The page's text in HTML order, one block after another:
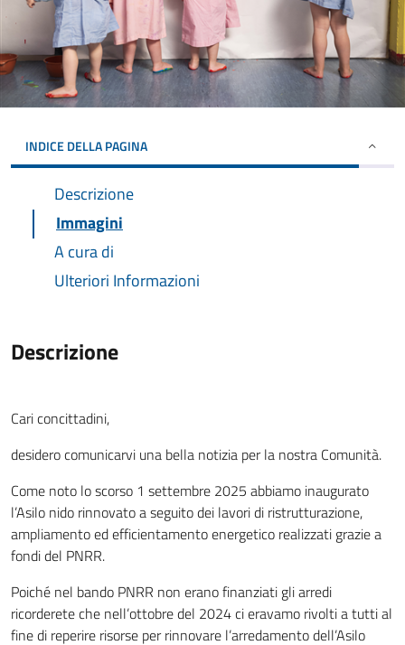
INDICE DELLA PAGINA
Descrizione
Immagini
A cura di
Ulteriori Informazioni
Descrizione
Cari concittadini,
desidero comunicarvi una bella notizia per la nostra Comunità.
Come noto lo scorso 1 settembre 2025 abbiamo inaugurato
l’Asilo nido rinnovato a seguito dei lavori di ristrutturazione,
ampliamento ed efficientamento energetico realizzati grazie a
fondi del PNRR.
Poiché nel bando PNRR non erano finanziati gli arredi
ricorderete che nell’ottobre del 2024 ci eravamo rivolti a tutti al
fine di reperire risorse per rinnovare l’arredamento dell’Asilo